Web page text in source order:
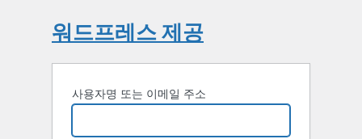
워드프레스 제공
사용자명 또는 이메일 주소